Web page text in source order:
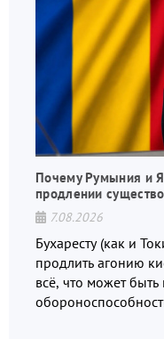
Почему Румыния и
продлении
7.08.2026
Бухаресту (как и
продлить агонию
всё, что может